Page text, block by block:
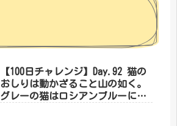
【100日チャレンジ】Day.92 猫の
おしりは動かざること山の如く。
グレーの猫はロシアンブルーにあ